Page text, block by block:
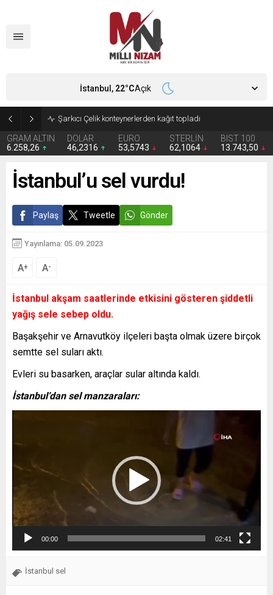
İran 2 ülkeyi birden vurdu
GRAM ALTIN
6.258,26
DOLAR
46,2316
EURO
53,5743
STERLİN
62,1064
BIST 100
13.743,50
İstanbul, 22°CAçık
İstanbul’u sel vurdu!
Paylaş Tweetle Gönder
Yayınlama: 05.09.2023
A+ A-
İstanbul akşam saatlerinde etkisini gösteren şiddetli
yağış sele sebep oldu.
Başakşehir ve Arnavutköy ilçeleri başta olmak üzere birçok
semtte sel suları aktı.
Evleri su basarken, araçlar sular altında kaldı.
İstanbul’dan sel manzaraları:
00:00 02:41
İstanbul sel